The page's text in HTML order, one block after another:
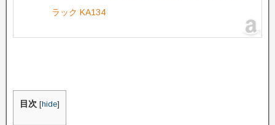
ラック KA134
目次 [hide]